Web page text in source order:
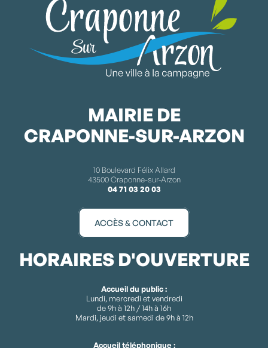
MAIRIE DE
CRAPONNE-SUR-ARZON
10 Boulevard Félix Allard
43500 Craponne-sur-Arzon
04 71 03 20 03
ACCÈS & CONTACT
HORAIRES D'OUVERTURE
Accueil du public :
Lundi, mercredi et vendredi
de 9h à 12h / 14h à 16h
Mardi, jeudi et samedi de 9h à 12h
Accueil téléphonique :